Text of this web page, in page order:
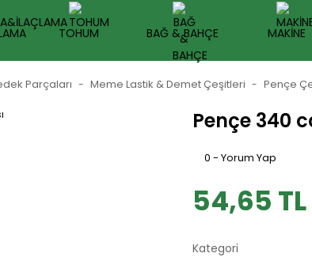
TOHUM BAĞ & BAHÇE MAKİNE
Parçaları Meme Lastik & Demet Çeşitleri Pençe
Pençe 340
0 - Yorum Yap
54,65 TL
Kategori